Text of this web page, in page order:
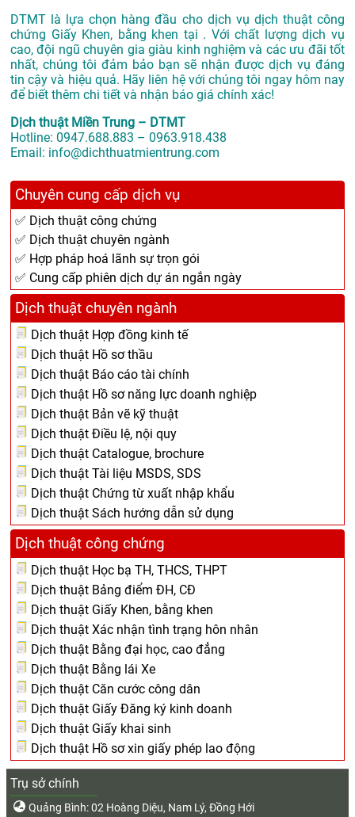
DTMT là lựa chọn hàng đầu cho dịch vụ dịch thuật công
chứng Giấy Khen, bằng khen tại . Với chất lượng dịch vụ
cao, đội ngũ chuyên gia giàu kinh nghiệm và các ưu đãi tốt
nhất, chúng tôi đảm bảo bạn sẽ nhận được dịch vụ đáng
tin cậy và hiệu quả. Hãy liên hệ với chúng tôi ngay hôm nay
để biết thêm chi tiết và nhận báo giá chính xác!
Dịch thuật Miền Trung – DTMT
Hotline: 0947.688.883 – 0963.918.438
Email: info@dichthuatmientrung.com
Chuyên cung cấp dịch vụ
✅ Dịch thuật công chứng
✅ Dịch thuật chuyên ngành
✅ Hợp pháp hoá lãnh sự trọn gói
✅ Cung cấp phiên dịch dự án ngắn ngày
Dịch thuật chuyên ngành
Dịch thuật Hợp đồng kinh tế
Dịch thuật Hồ sơ thầu
Dịch thuật Báo cáo tài chính
Dịch thuật Hồ sơ năng lực doanh nghiệp
Dịch thuật Bản vẽ kỹ thuật
Dịch thuật Điều lệ, nội quy
Dịch thuật Catalogue, brochure
Dịch thuật Tài liệu MSDS, SDS
Dịch thuật Chứng từ xuất nhập khẩu
Dịch thuật Sách hướng dẫn sử dụng
Dịch thuật công chứng
Dịch thuật Học bạ TH, THCS, THPT
Dịch thuật Bảng điểm ĐH, CĐ
Dịch thuật Giấy Khen, bằng khen
Dịch thuật Xác nhận tình trạng hôn nhân
Dịch thuật Bằng đại học, cao đẳng
Dịch thuật Bằng lái Xe
Dịch thuật Căn cước công dân
Dịch thuật Giấy Đăng ký kinh doanh
Dịch thuật Giấy khai sinh
Dịch thuật Hồ sơ xin giấy phép lao động
Trụ sở chính
Quảng Bình: 02 Hoàng Diệu, Nam Lý, Đồng Hới